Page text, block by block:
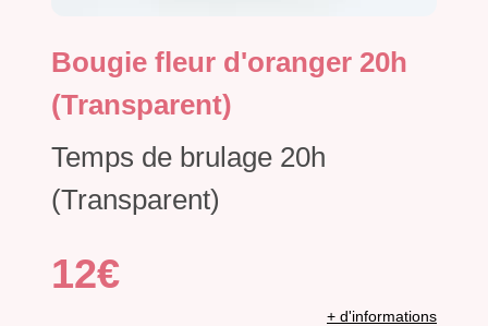
Bougie fleur d'oranger 20h
(Transparent)
Temps de brulage 20h
(Transparent)
12€
+ d'informations